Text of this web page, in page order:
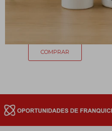
Vela aromática en lata